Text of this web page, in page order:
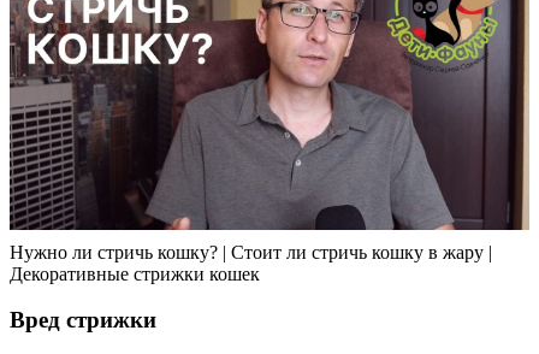
Нужно ли стричь кошку? | Стоит ли стричь кошку в жару |
Декоративные стрижки кошек
Вред стрижки